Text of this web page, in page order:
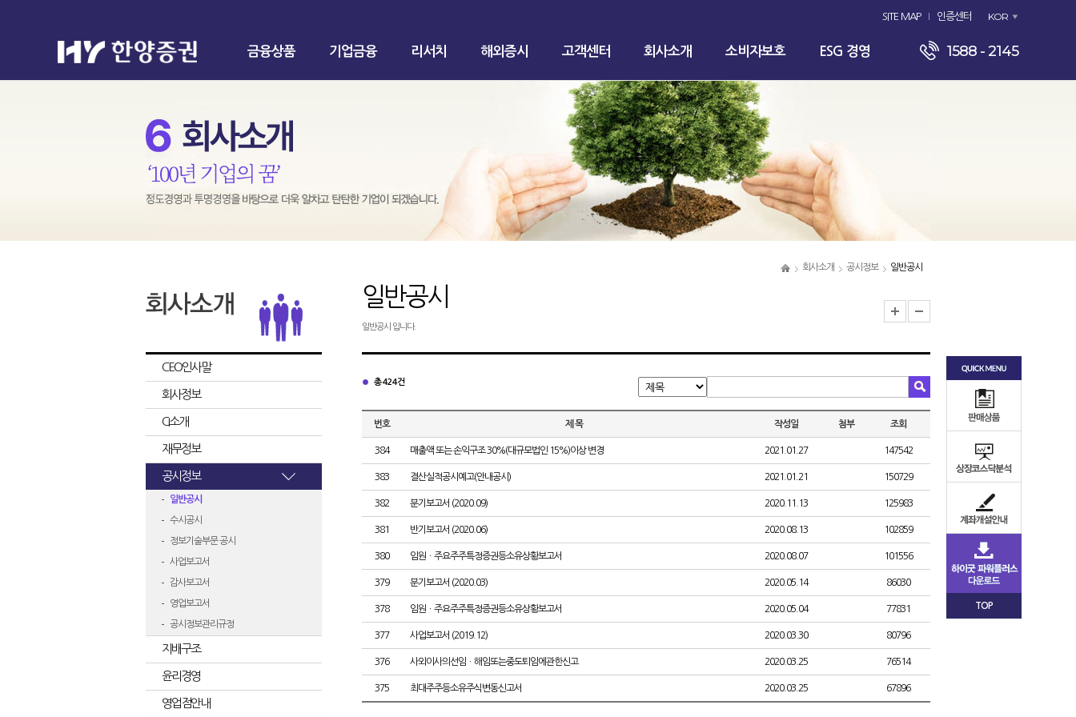
SITE MAP 인증센터 KOR
금융상품 기업금융 리서치 해외증시 고객센터 회사소개 소비자보호 ESG 경영 1588 - 2145
회사소개 공시정보 일반공시
CEO인사말
회사정보
CI소개
재무정보
공시정보
일반공시
수시공시
정보기술부문 공시
사업보고서
감사보고서
영업보고서
공시정보관리규정
지배구조
윤리경영
영업점안내
일반공시
일반공시 입니다.
총 424건
번호 제 목 작성일 첨부 조회
384 매출액 또는 손익구조 30%(대규모법인 15%)이상 변경 2021.01.27 147542
383 결산실적공시예고(안내공시) 2021.01.21 150729
382 분기보고서 (2020.09) 2020.11.13 125983
381 반기보고서 (2020.06) 2020.08.13 102859
380 임원ㆍ주요주주특정증권등소유상황보고서 2020.08.07 101556
379 분기보고서 (2020.03) 2020.05.14 86030
378 임원ㆍ주요주주특정증권등소유상황보고서 2020.05.04 77831
377 사업보고서 (2019.12) 2020.03.30 80796
376 사외이사의선임ㆍ해임또는중도퇴임에관한신고 2020.03.25 76514
375 최대주주등소유주식변동신고서 2020.03.25 67896
TOP